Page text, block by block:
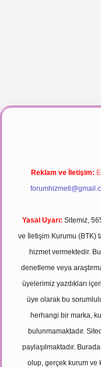
maç izle
Reklam ve İletişim:
Yasal Uyarı: Sitemiz,
ve İletişim Kurumu (BTK)
hizmet vermektedir.
denetleme veya
üyelerimiz yazdıkları
üye olarak bu
herhangi bir marka,
bulunmamaktadır.
paylaşılmaktadır.
olup, gerçek kurum ve